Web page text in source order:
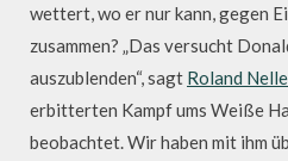
wettert, wo er nur kann, gegen
zusammen? „Das versucht
auszublenden“, sagt Roland
erbitterten Kampf ums Weiße
beobachtet. Wir haben mit ihm